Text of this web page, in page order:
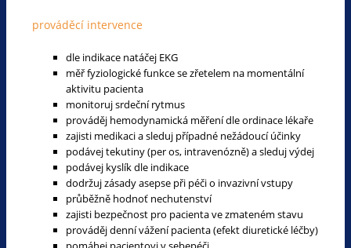
prováděcí intervence
dle indikace natáčej EKG
měř fyziologické funkce se zřetelem na momentální
aktivitu pacienta
monitoruj srdeční rytmus
prováděj hemodynamická měření dle ordinace lékaře
zajisti medikaci a sleduj případné nežádoucí účinky
podávej tekutiny (per os, intravenózně) a sleduj výdej
podávej kyslík dle indikace
dodržuj zásady asepse při péči o invazivní vstupy
průběžně hodnoť nechutenství
zajisti bezpečnost pro pacienta ve zmateném stavu
prováděj denní vážení pacienta (efekt diuretické léčby)